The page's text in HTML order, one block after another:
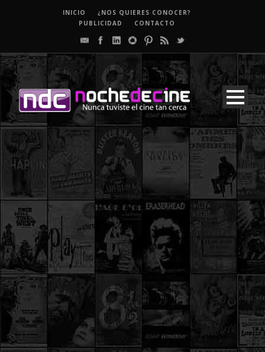
INICIO
¿NOS QUIERES CONOCER?
PUBLICIDAD
CONTACTO